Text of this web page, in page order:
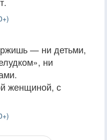
— ни детьми,
ни
женщиной, с